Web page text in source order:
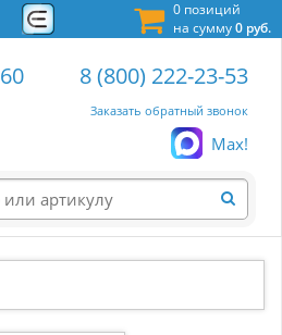
0 позиций
на сумму0 руб.
8 (800) 222-23-53
Заказать обратный звонок
Max!